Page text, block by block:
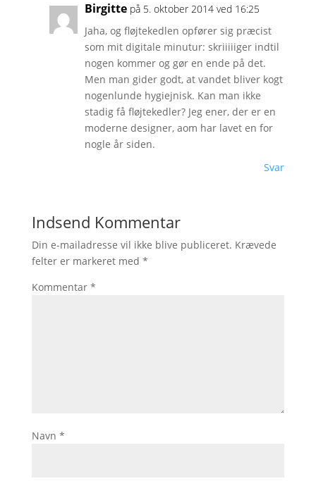
Birgitte på 5. oktober 2014 ved 16:25
Jaha, og fløjtekedlen opfører sig præcist
som mit digitale minutur: skriiiiiger indtil
nogen kommer og gør en ende på det.
Men man gider godt, at vandet bliver kogt
nogenlunde hygiejnisk. Kan man ikke
stadig få fløjtekedler? Jeg ener, der er en
moderne designer, aom har lavet en for
nogle år siden.
Svar
Indsend Kommentar
Din e-mailadresse vil ikke blive publiceret. Krævede
felter er markeret med *
Kommentar *
Navn *